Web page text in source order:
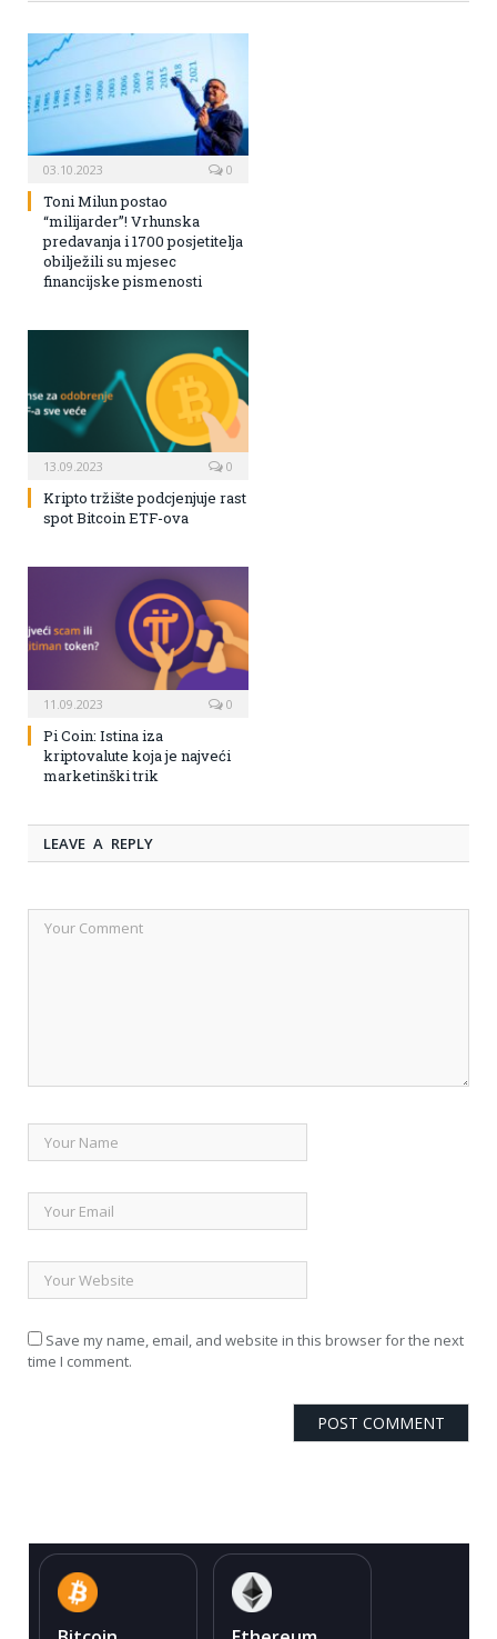
03.10.2023 0
Toni Milun postao
“milijarder”! Vrhunska
predavanja i 1700 posjetitelja
obilježili su mjesec
financijske pismenosti
13.09.2023 0
Kripto tržište podcjenjuje rast
spot Bitcoin ETF-ova
11.09.2023 0
Pi Coin: Istina iza
kriptovalute koja je najveći
marketinški trik
LEAVE A REPLY
Save my name, email, and website in this browser for the next
time I comment.